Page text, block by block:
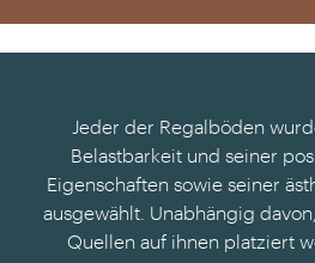
Jeder der Regalböden
Belastbarkeit und seiner
Eigenschaften sowie seiner
ausgewählt. Unabhängig
Quellen auf ihnen platziert